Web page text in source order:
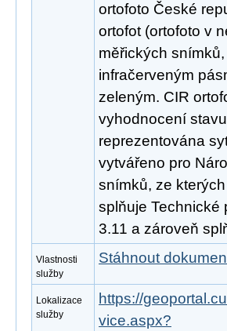
ortofoto České
ortofot (ortofoto v
měřických
infračerveným
zeleným. CIR
vyhodnocení
reprezentována
vytvářeno pro
snímků, ze
splňuje Technické
3.11 a zároveň
Vlastnosti
služby
Stáhnout
Lokalizace
služby
https://
vice.aspx?